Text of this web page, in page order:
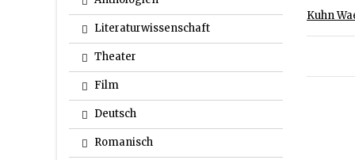
Literaturwissenschaft
Theater
Film
Deutsch
Romanisch
Kuhn